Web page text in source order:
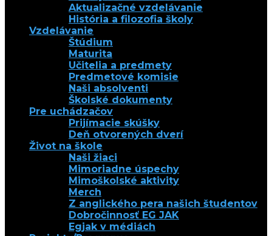
Aktualizačné vzdelávanie
História a filozofia školy
Vzdelávanie
Štúdium
Maturita
Učitelia a predmety
Predmetové komisie
Naši absolventi
Školské dokumenty
Pre uchádzačov
Prijímacie skúšky
Deň otvorených dverí
Život na škole
Naši žiaci
Mimoriadne úspechy
Mimoškolské aktivity
Merch
Z anglického pera našich študentov
Dobročinnosť EG JAK
Egjak v médiách